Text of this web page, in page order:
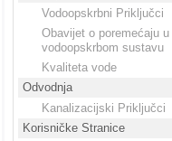
Vodoopskrbni Priključci
Obavijet o poremećaju u
vodoopskrbom sustavu
Kvaliteta vode
Odvodnja
Kanalizacijski Priključci
Korisničke Stranice